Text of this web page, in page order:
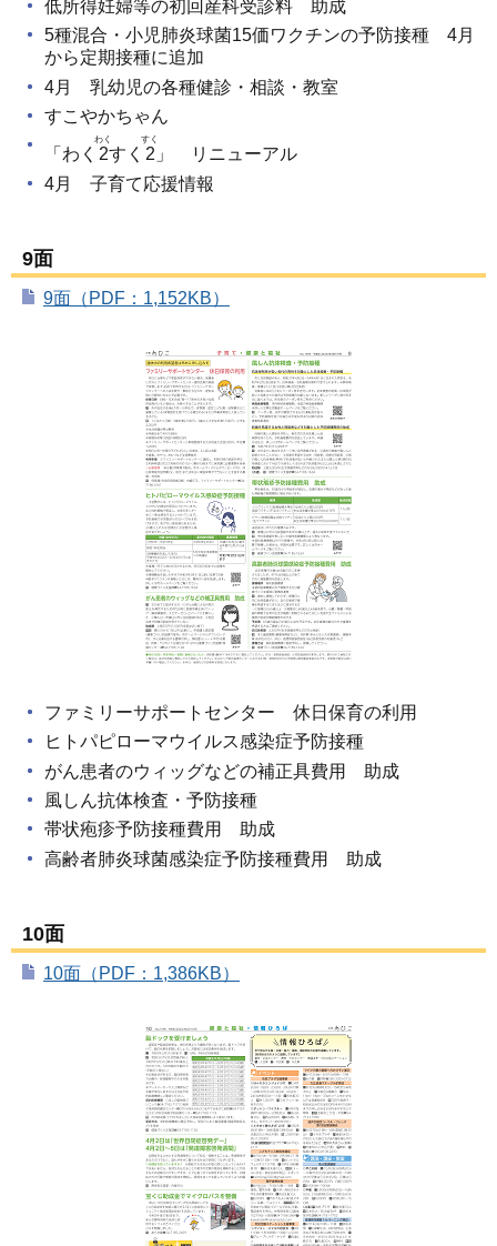
低所得妊婦等の初回産科受診料 助成
5種混合・小児肺炎球菌15価ワクチンの予防接種 4月
から定期接種に追加
4月 乳幼児の各種健診・相談・教室
すこやかちゃん
「わく 2
わく
すく 2
すく
」 リニューアル
4月 子育て応援情報
9面
9面（PDF：1,152KB）
ファミリーサポートセンター 休日保育の利用
ヒトパピローマウイルス感染症予防接種
がん患者のウィッグなどの補正具費用 助成
風しん抗体検査・予防接種
帯状疱疹予防接種費用 助成
高齢者肺炎球菌感染症予防接種費用 助成
10面
10面（PDF：1,386KB）